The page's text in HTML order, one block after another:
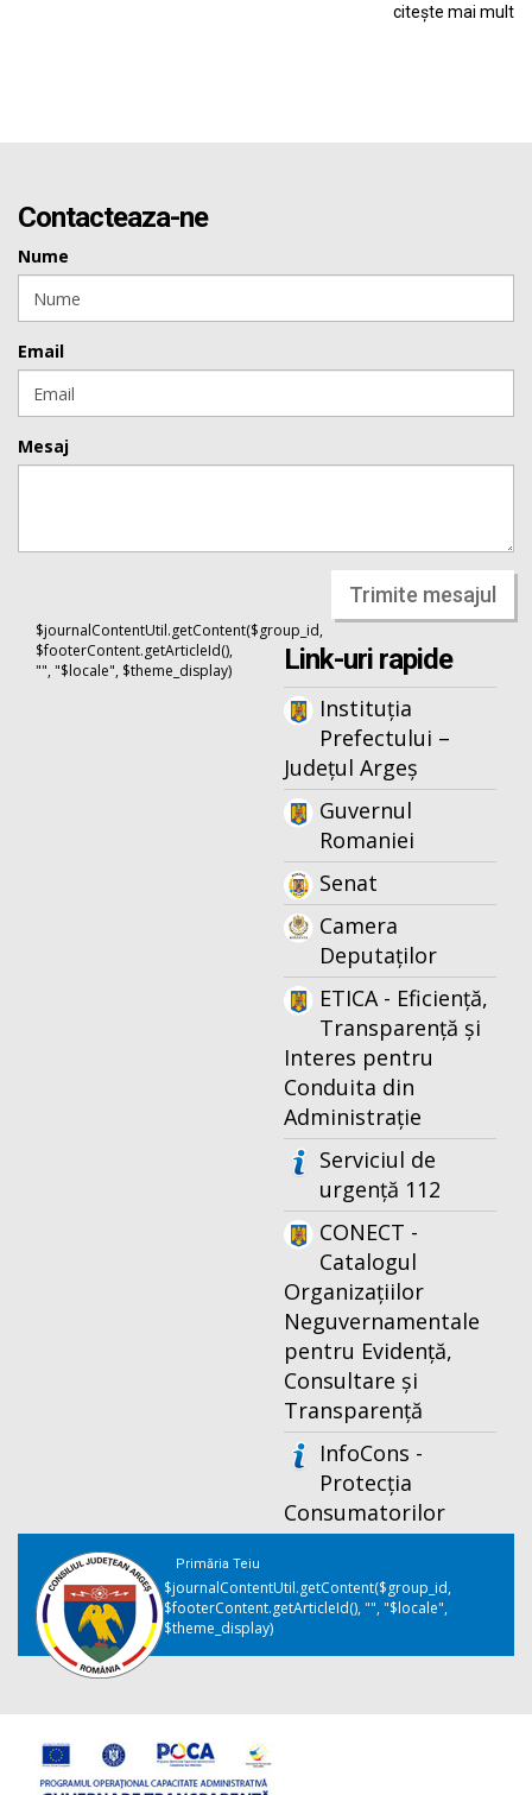
citește mai mult
Contacteaza-ne
Nume
Email
Mesaj
Trimite mesajul
$journalContentUtil.getContent($group_id,
$footerContent.getArticleId(),
"", "$locale", $theme_display)
Link-uri rapide
Instituția
Prefectului –
Județul Argeș
Guvernul
Romaniei
Senat
Camera
Deputaților
ETICA - Eficiență,
Transparență și
Interes pentru
Conduita din
Administrație
Serviciul de
urgență 112
CONECT -
Catalogul
Organizațiilor
Neguvernamentale
pentru Evidență,
Consultare și
Transparență
InfoCons -
Protecția
Consumatorilor
Primăria Teiu
$journalContentUtil.getContent($group_id,
$footerContent.getArticleId(), "", "$locale",
$theme_display)